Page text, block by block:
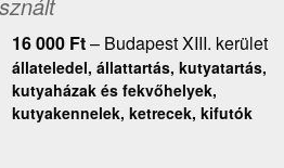
16 000 Ft– Budapest XIII. kerület
állateledel, állattartás, kutyatartás,
kutyaházak és fekvőhelyek,
kutyakennelek, ketrecek, kifutók